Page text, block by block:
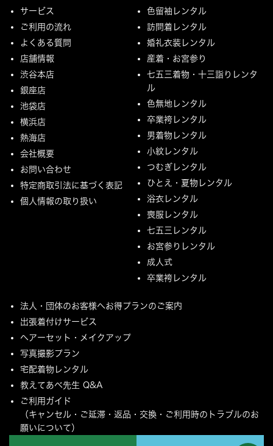
サービス
ご利用の流れ
よくある質問
店舗情報
渋谷本店
銀座店
池袋店
横浜店
熱海店
会社概要
お問い合わせ
特定商取引法に基づく表記
個人情報の取り扱い
色留袖レンタル
訪問着レンタル
婚礼衣装レンタル
産着・お宮参り
七五三着物・十三詣りレンタ
ル
色無地レンタル
卒業袴レンタル
男着物レンタル
小紋レンタル
つむぎレンタル
ひとえ・夏物レンタル
浴衣レンタル
喪服レンタル
七五三レンタル
お宮参りレンタル
成人式
卒業袴レンタル
法人・団体のお客様へお得プランのご案内
出張着付けサービス
ヘアーセット・メイクアップ
写真撮影プラン
宅配着物レンタル
教えてあべ先生 Q&A
ご利用ガイド
（キャンセル・ご延滞・返品・交換・ご利用時のトラブルのお
願いについて）